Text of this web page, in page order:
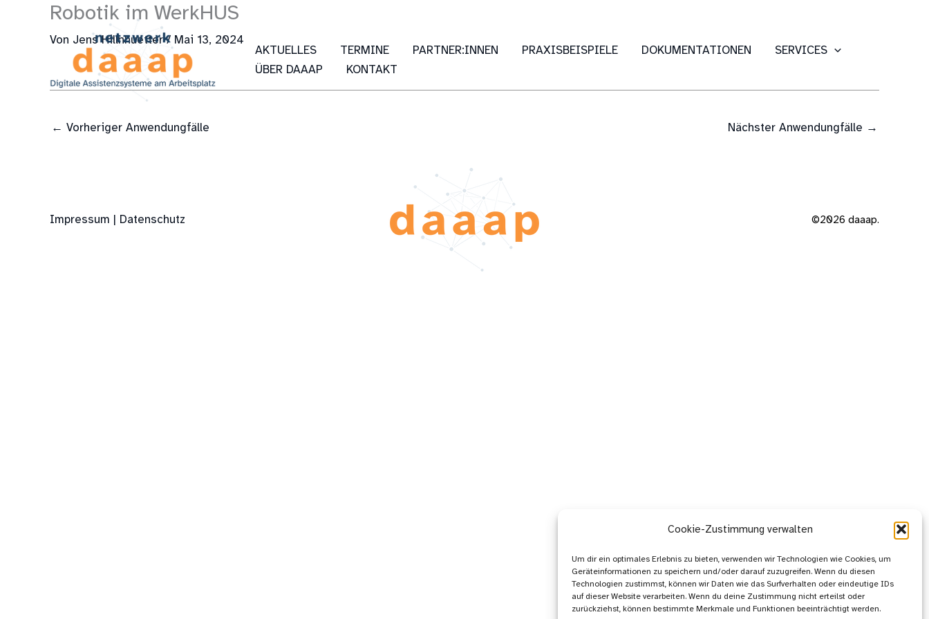
Cookie-Zustimmung verwalten
Um dir ein optimales Erlebnis zu bieten, verwenden wir Technologien wie Cookies, um
Geräteinformationen zu speichern und/oder darauf zuzugreifen. Wenn du diesen
Technologien zustimmst, können wir Daten wie das Surfverhalten oder eindeutige IDs
auf dieser Website verarbeiten. Wenn du deine Zustimmung nicht erteilst oder
zurückziehst, können bestimmte Merkmale und Funktionen beeinträchtigt werden.
AKTUELLES TERMINE PARTNER:INNEN PRAXISBEISPIELE DOKUMENTATIONEN
SERVICES
ÜBER DAAAP
KONTAKT
Robotik im WerkHUS
Von Jens Hillnhuetter/ Mai 13, 2024
← Vorheriger Anwendungfälle Nächster Anwendungfälle →
Impressum | Datenschutz ©2026 daaap.